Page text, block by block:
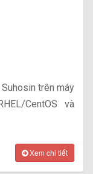
trên máy
CentOS và
Xem chi tiết